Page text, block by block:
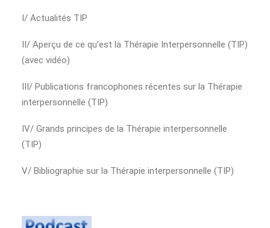
I/ Actualités TIP
II/ Aperçu de ce qu’est la Thérapie Interpersonnelle (TIP)
(avec vidéo)
III/ Publications francophones récentes sur la Thérapie
interpersonnelle (TIP)
IV/ Grands principes de la Thérapie interpersonnelle
(TIP)
V/ Bibliographie sur la Thérapie interpersonnelle (TIP)